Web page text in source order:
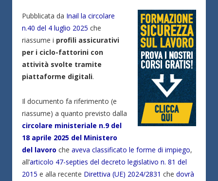
Pubblicata da Inail la circolare
n.40 del 4 luglio 2025 che
riassume i profili assicurativi
per i ciclo-fattorini con
attività svolte tramite
piattaforme digitali.
Il documento fa riferimento (e
riassume) a quanto previsto dalla
circolare ministeriale n.9 del
18 aprile 2025 del Ministero
del lavoro che aveva classificato le forme di impiego,
all’articolo 47-septies del decreto legislativo n. 81 del
2015 e alla recente Direttiva (UE) 2024/2831 che dovrà